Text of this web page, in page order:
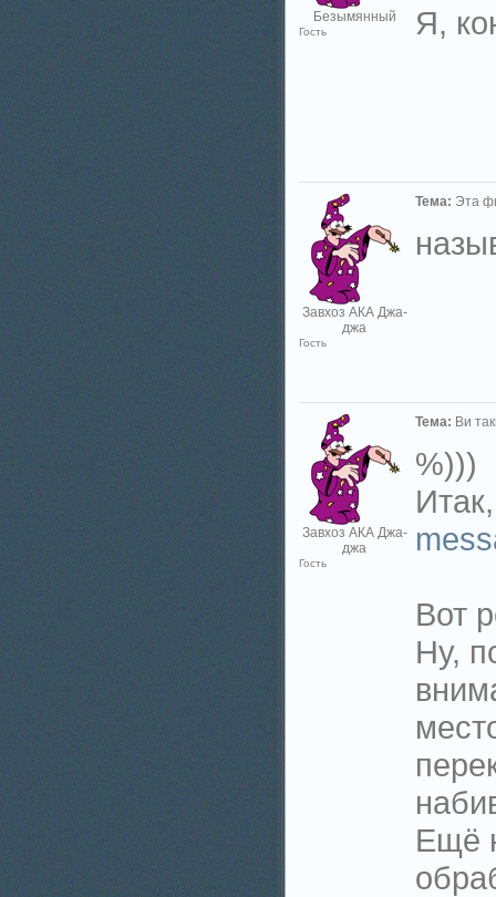
Безымянный
Гость Я,
Завхоз АКА Джа-
джа
Гость
Тема: Эта
Завхоз АКА Джа-
джа
Гость
Тема: Ви
%)))
Вот
Ну,
Ещё